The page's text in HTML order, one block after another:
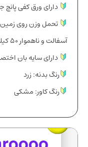
دارای ورق کفی
آسفالت و ناهموار ۵۰ کیلوگرم
دارای سایه بان
رنگ بدنه: زرد
رنگ کاور: مشکی